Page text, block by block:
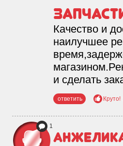
Качество и
наилучшее
и сделать
ответить Круто!
1